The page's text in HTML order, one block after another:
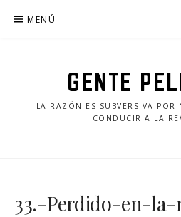
MENÚ
GENTE
LA RAZÓN ES SUBVERSIVA POR
CONDUCIR A LA
33.-Perdido-en-la-